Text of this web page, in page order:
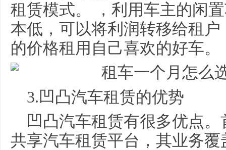
租赁模式。 ，利用车主的闲
本低，可以将利润转移给租
的价格租用自己喜欢的好车。
3.凹凸汽车租赁的优势
凹凸汽车租赁有很多优点
共享汽车租赁平台，其业务